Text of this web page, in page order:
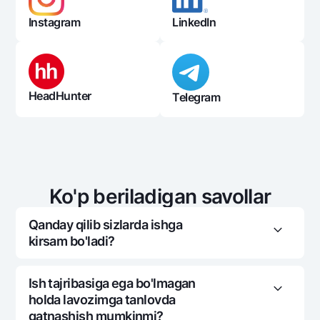
Instagram LinkedIn
HeadHunter Telegram
Ko'p beriladigan savollar
Qanday qilib sizlarda ishga
kirsam bo'ladi?
Agar siz bo'sh ish o'rinlaridan biriga qiziqsangiz,
veb-saytda ariza to'ldirishingiz yoki
rezyumeingizni yuklashingiz kerak. Tanlovga
Ish tajribasiga ega bo'lmagan
holda lavozimga tanlovda
qatnashish mumkinmi?